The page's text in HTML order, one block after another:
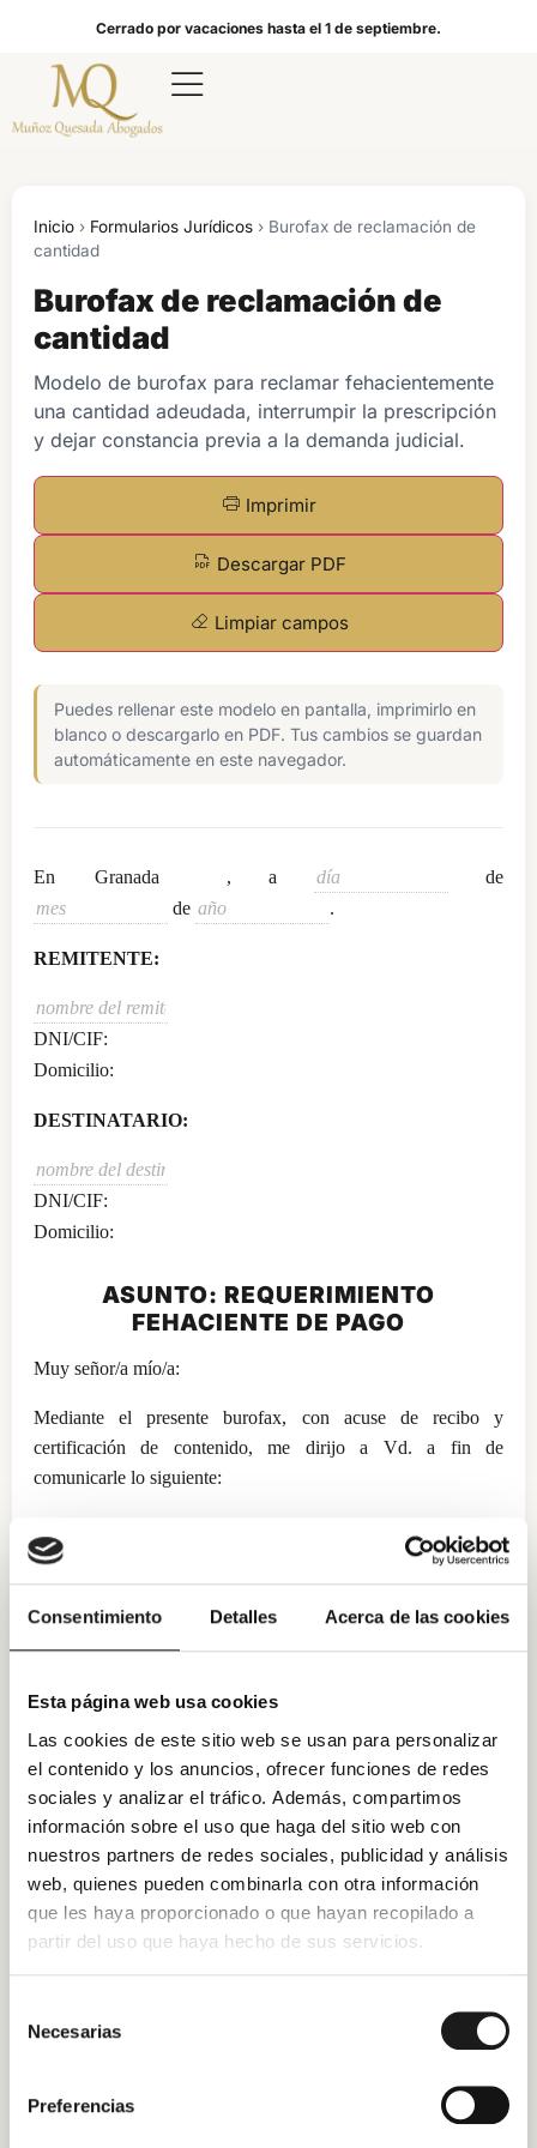
Consentimiento Detalles Acerca de las cookies
Esta página web usa cookies
Las cookies de este sitio web se usan para personalizar
el contenido y los anuncios, ofrecer funciones de redes
sociales y analizar el tráfico. Además, compartimos
información sobre el uso que haga del sitio web con
nuestros partners de redes sociales, publicidad y análisis
web, quienes pueden combinarla con otra información
que les haya proporcionado o que hayan recopilado a
partir del uso que haya hecho de sus servicios.
Necesarias
Preferencias
Cerrado por vacaciones hasta el 1 de septiembre.
Inicio › Formularios Jurídicos › Burofax de reclamación de
cantidad
Burofax de reclamación de
cantidad
Modelo de burofax para reclamar fehacientemente
una cantidad adeudada, interrumpir la prescripción
y dejar constancia previa a la demanda judicial.
Imprimir
Descargar PDF
Limpiar campos
Puedes rellenar este modelo en pantalla, imprimirlo en
blanco o descargarlo en PDF. Tus cambios se guardan
automáticamente en este navegador.
En , a
de
.
REMITENTE:
DNI/CIF:
Domicilio:
DESTINATARIO:
DNI/CIF:
Domicilio:
ASUNTO: REQUERIMIENTO
FEHACIENTE DE PAGO
Muy señor/a mío/a:
Mediante el presente burofax, con acuse de recibo y
certificación de contenido, me dirijo a Vd. a fin de
comunicarle lo siguiente:
.
SEGUNDO. Cuantía.El importe total adeudado, a fecha de
hoy, asciende a
, sin perjuicio de los intereses
legales que se sigan devengando.
TERCERO. Vencimiento.
Dicha deuda se encuentra
vencida y exigible desde el día
haya sido satisfecha pese a los requerimientos previos
efectuados.
CUARTO. Requerimiento de pago. Por todo lo anterior, le
días naturales desde la recepción del
presente burofax, proceda al abono de la cantidad indicada
En caso de no